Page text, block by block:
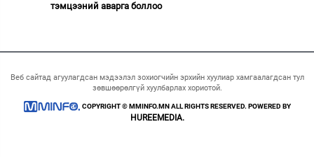
тэмцээний аварга боллоо
Веб сайтад агуулагдсан мэдээлэл зохиогчийн эрхийн хуулиар хамгаалагдсан тул
зөвшөөрөлгүй хуулбарлах хориотой.
COPYRIGHT © MMINFO.MN ALL RIGHTS RESERVED. POWERED BY
HUREEMEDIA.